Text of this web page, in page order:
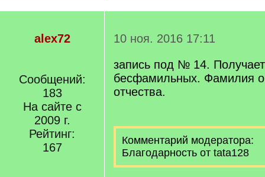
alex72
Сообщений:
183
На сайте с
2009 г.
Рейтинг:
167
10 ноя. 2016 17:11
запись под № 14.
бесфамильных. Фамилия
отчества.
Комментарий модератора:
Благодарность от tata128